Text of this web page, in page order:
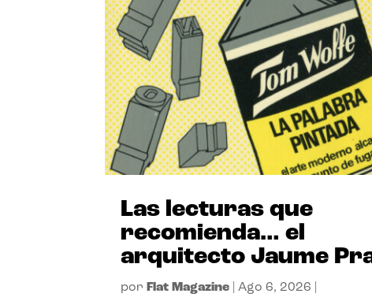
Las lecturas que
recomienda… el
arquitecto Jaume
por Flat Magazine |Ago 6, 2026